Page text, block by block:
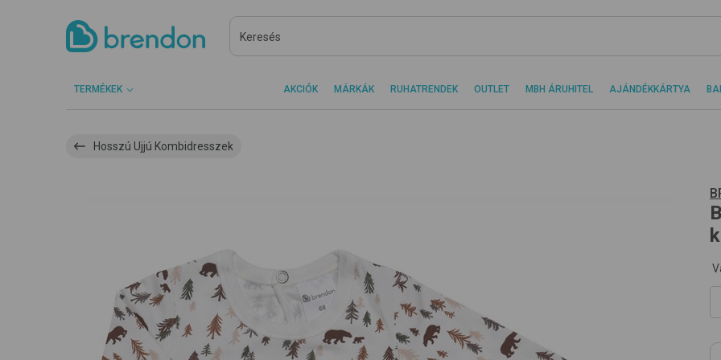
TERMÉKEK AKCIÓK MÁRKÁK RUHATRENDEK OUTLET MBH ÁRUHITEL AJÁNDÉKKÁRTYA
Hosszú Ujjú Kombidresszek